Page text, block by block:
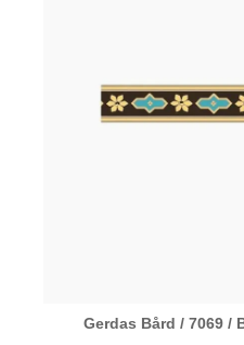
Gerdas Bård / 7069 /